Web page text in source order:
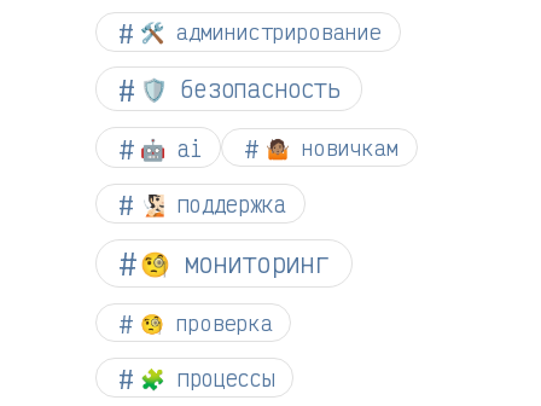
🛠️ администрирование
🛡️ безопасность
🤖 ai 🤷🏽 новичкам
🧏🏻 поддержка
🧐 мониторинг
🧐 проверка
🧩 процессы